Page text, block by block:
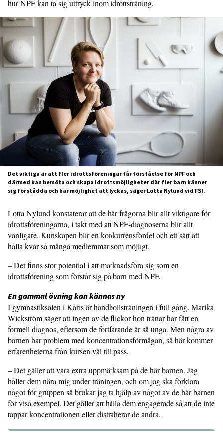
hur NPF kan ta sig uttryck inom idrottsträning.
Det viktiga är att fler idrottsföreningar får förståelse för NPF och
därmed kan bemöta och skapa idrottsmöjligheter där fler barn känner
sig förstådda och har möjlighet att lyckas, säger Lotta Nylund vid FSI.
Lotta Nylund konstaterar att de här frågorna blir allt viktigare för
idrottsföreningarna, i takt med att NPF-diagno­serna blir allt
vanligare. Kunskapen blir en konkurrensfördel och ett sätt att
hålla kvar så många medlemmar som möjligt.
– Det finns stor potential i att mark­nadsföra sig som en
idrottsförening som förstår sig på barn med NPF.
En gammal övning kan kännas ny
I gymnastiksalen i Karis är handbollsträningen i full gång. Marika
Wickström säger att ingen av de flickor hon tränar har fått en
formell diagnos, eftersom de fortfarande är så unga. Men några av
barnen har problem med koncentra­tionsförmågan, så här kommer
erfaren­heterna från kursen väl till pass.
– Det gäller att vara extra uppmärk­sam på de här barnen. Jag
håller dem nära mig under träningen, och om jag ska förklara
något för gruppen så brukar jag ta hjälp av något av de här barnen
för visa exempel. Det gäller att hålla dem engagerade så att de inte
tappar koncen­trationen eller distraherar de andra.